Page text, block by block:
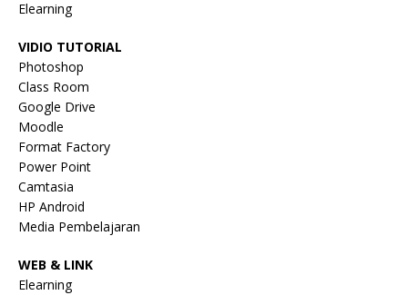
Elearning
VIDIO TUTORIAL
Photoshop
Class Room
Google Drive
Moodle
Format Factory
Power Point
Camtasia
HP Android
Media Pembelajaran
WEB & LINK
Elearning